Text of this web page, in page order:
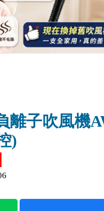
離子吹風機
)